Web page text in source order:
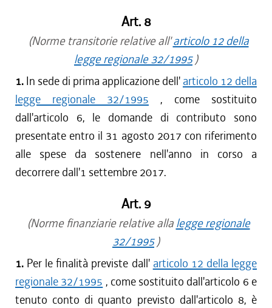
Art. 8
(Norme transitorie relative all'articolo 12 della
legge regionale 32/1995)
1. In sede di prima applicazione dell' articolo 12 della
legge regionale 32/1995 , come sostituito
dall'articolo 6, le domande di contributo sono
presentate entro il 31 agosto 2017 con riferimento
alle spese da sostenere nell'anno in corso a
decorrere dall'1 settembre 2017.
Art. 9
(Norme finanziarie relative alla legge regionale
32/1995)
1. Per le finalità previste dall' articolo 12 della legge
regionale 32/1995 , come sostituito dall'articolo 6 e
tenuto conto di quanto previsto dall'articolo 8, è